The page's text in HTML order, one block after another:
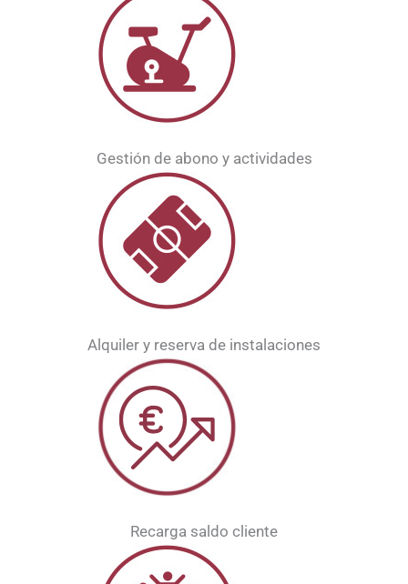
Gestión de abono y actividades
Alquiler y reserva de instalaciones
Recarga saldo cliente